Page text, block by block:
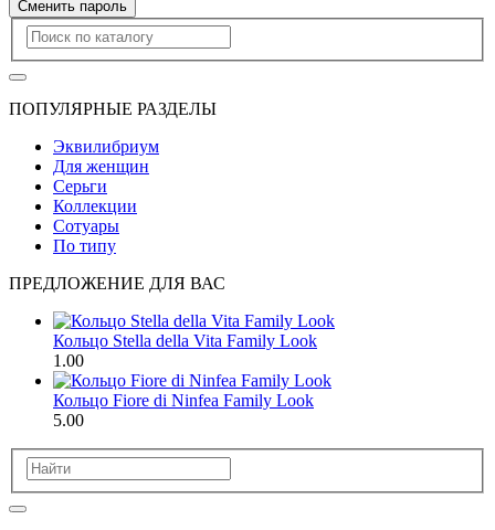
Сменить пароль
ПОПУЛЯРНЫЕ РАЗДЕЛЫ
Эквилибриум
Для женщин
Серьги
Коллекции
Сотуары
По типу
ПРЕДЛОЖЕНИЕ ДЛЯ ВАС
Кольцо Stella della Vita Family Look
1.00
Кольцо Fiore di Ninfea Family Look
5.00